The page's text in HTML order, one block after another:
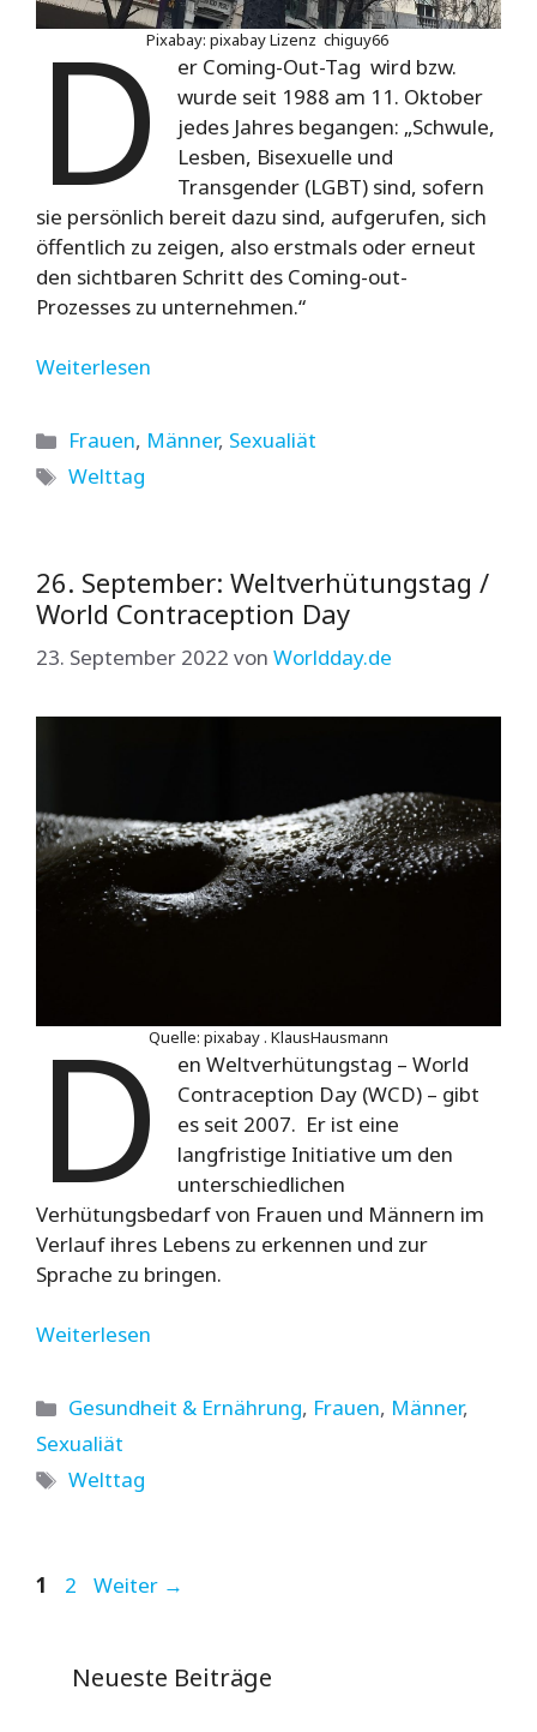
Pixabay: pixabay Lizenz chiguy66
D
er Coming-Out-Tag wird bzw.
wurde seit 1988 am 11. Oktober
jedes Jahres begangen: „Schwule,
Lesben, Bisexuelle und
Transgender (LGBT) sind, sofern
sie persönlich bereit dazu sind, aufgerufen, sich
öffentlich zu zeigen, also erstmals oder erneut
den sichtbaren Schritt des Coming-out-
Prozesses zu unternehmen.“
Weiterlesen
Kategorien
Frauen, Männer, Sexualiät
Schlagwörter
Welttag
26. September: Weltverhütungstag /
World Contraception Day
23. September 2022 von Worldday.de
Quelle: pixabay . KlausHausmann
D
en Weltverhütungstag – World
Contraception Day (WCD) – gibt
es seit 2007. Er ist eine
langfristige Initiative um den
unterschiedlichen
Verhütungsbedarf von Frauen und Männern im
Verlauf ihres Lebens zu erkennen und zur
Sprache zu bringen.
Weiterlesen
Kategorien
Gesundheit & Ernährung, Frauen, Männer,
Sexualiät
Schlagwörter
Welttag
Seite
1 Seite
2 Weiter →
Neueste Beiträge